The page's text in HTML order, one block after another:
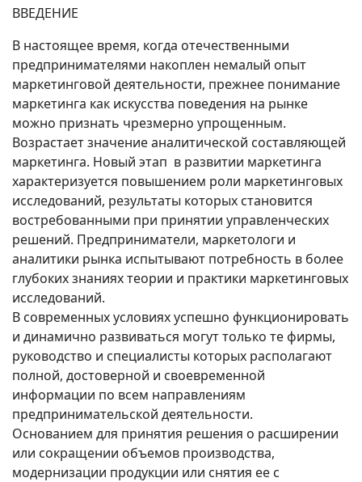
ВВЕДЕНИЕ
В настоящее время, когда отечественными
предпринимателями накоплен немалый опыт
маркетинговой деятельности, прежнее понимание
маркетинга как искусства поведения на рынке
можно признать чрезмерно упрощенным.
Возрастает значение аналитической составляющей
маркетинга. Новый этап в развитии маркетинга
характеризуется повышением роли маркетинговых
исследований, результаты которых становится
востребованными при принятии управленческих
решений. Предприниматели, маркетологи и
аналитики рынка испытывают потребность в более
глубоких знаниях теории и практики маркетинговых
исследований.
В современных условиях успешно функционировать
и динамично развиваться могут только те фирмы,
руководство и специалисты которых располагают
полной, достоверной и своевременной
информации по всем направлениям
предпринимательской деятельности.
Основанием для принятия решения о расширении
или сокращении объемов производства,
модернизации продукции или снятия ее с